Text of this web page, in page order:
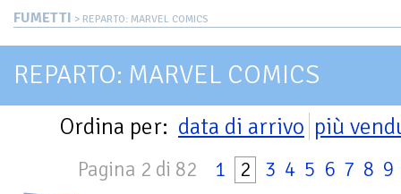
FUMETTI > REPARTO: MARVEL COMICS
REPARTO: MARVEL COMICS
Ordina per: data di arrivo più
Pagina 2 di 82 1 2 3 4 5 6 7 8 9